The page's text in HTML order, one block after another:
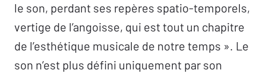
le son, perdant ses repères spatio-temporels,
vertige de l’angoisse, qui est tout un chapitre
de l’esthétique musicale de notre temps ». Le
son n’est plus défini uniquement par son